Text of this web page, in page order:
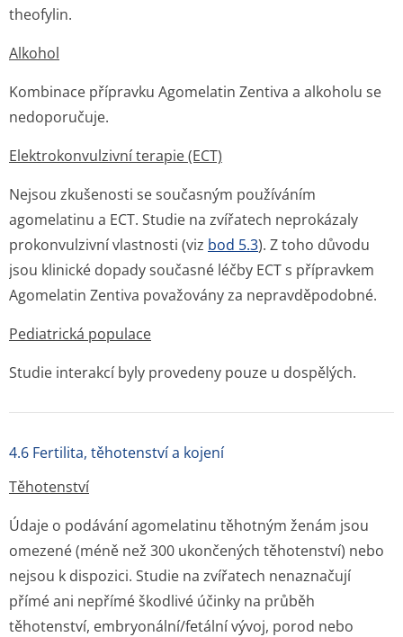
theofylin.
Alkohol
Kombinace přípravku Agomelatin Zentiva a alkoholu se
nedoporučuje.
Elektrokonvulzivní terapie (ECT)
Nejsou zkušenosti se současným používáním
agomelatinu a ECT. Studie na zvířatech neprokázaly
prokonvulzivní vlastnosti (viz bod 5.3). Z toho důvodu
jsou klinické dopady současné léčby ECT s přípravkem
Agomelatin Zentiva považovány za nepravděpodobné.
Pediatrická populace
Studie interakcí byly provedeny pouze u dospělých.
4.6 Fertilita, těhotenství a kojení
Těhotenství
Údaje o podávání agomelatinu těhotným ženám jsou
omezené (méně než 300 ukončených těhotenství) nebo
nejsou k dispozici. Studie na zvířatech nenaznačují
přímé ani nepřímé škodlivé účinky na průběh
těhotenství, embryonální/fetální vývoj, porod nebo